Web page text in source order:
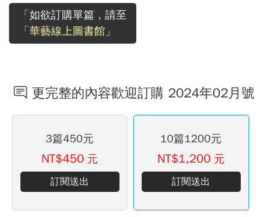
「如欲訂購單篇，請至
「華藝線上圖書館」
更完整的內容歡迎訂購 2024年02月號
3篇450元
NT$450 元
訂閱送出
10篇1200元
NT$1,200 元
訂閱送出